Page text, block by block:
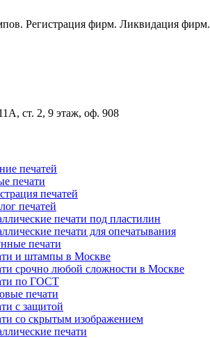
Регистрация фирм. Ликвидация фирм.
ст. 2, 9 этаж, оф. 908
печатей
печати
печатей
печатей
печати под пластилин
печати для опечатывания
печати
и штампы в Москве
срочно любой сложности в Москве
по ГОСТ
печати
с защитой
со скрытым изображением
печати